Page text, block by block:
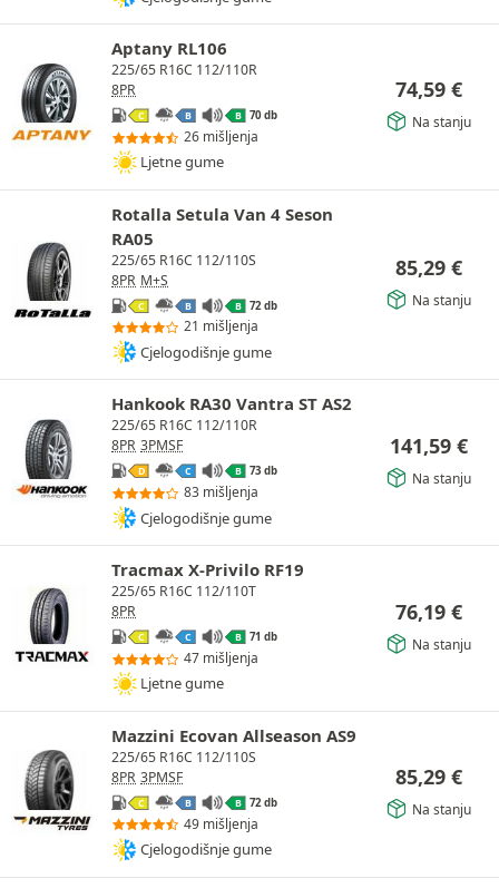
Aptany RL106
225/65 R16C 112/110R
8PR
C B B 70 db
26 mišljenja
Ljetne gume
74,59 €
Na stanju
Rotalla Setula Van 4 Seson
RA05
225/65 R16C 112/110S
8PR M+S
C B B 72 db
21 mišljenja
Cjelogodišnje gume
85,29 €
Na stanju
Hankook RA30 Vantra ST AS2
225/65 R16C 112/110R
8PR 3PMSF
D C B 73 db
83 mišljenja
Cjelogodišnje gume
141,59 €
Na stanju
Tracmax X-Privilo RF19
225/65 R16C 112/110T
8PR
C C B 71 db
47 mišljenja
Ljetne gume
76,19 €
Na stanju
Mazzini Ecovan Allseason AS9
225/65 R16C 112/110S
8PR 3PMSF
C B B 72 db
49 mišljenja
Cjelogodišnje gume
85,29 €
Na stanju